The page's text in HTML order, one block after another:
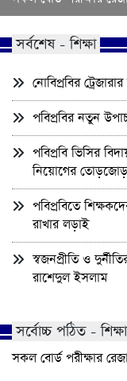
সর্বশেষ - শিক্ষা
নোবিপ্রবির
পবিপ্রবির নতুন
পবিপ্রবি ভিসির
নিয়োগের
পবিপ্রবিতে
রাখার লড়াই
স্বজনপ্রীতি ও
রাশেদুল ইসলাম
সর্বোচ্চ পঠিত - শিক্ষা
সকল বোর্ড পরীক্ষার